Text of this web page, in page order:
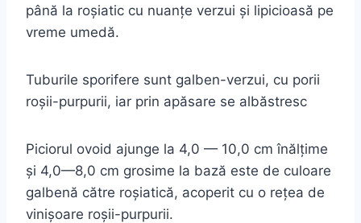
până la roşiatic cu nuanţe verzui şi lipicioasă pe
vreme umedă.
Tuburile sporifere sunt galben-verzui, cu porii
roşii-purpurii, iar prin apăsare se albăstresc
Piciorul ovoid ajunge la 4,0 — 10,0 cm înălţime
şi 4,0—8,0 cm grosime la bază este de culoare
galbenă către roşiatică, acoperit cu o reţea de
vinişoare roşii-purpurii.